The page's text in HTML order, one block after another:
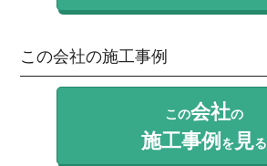
この会社の施工事例
この会社の
施工事例を 見る